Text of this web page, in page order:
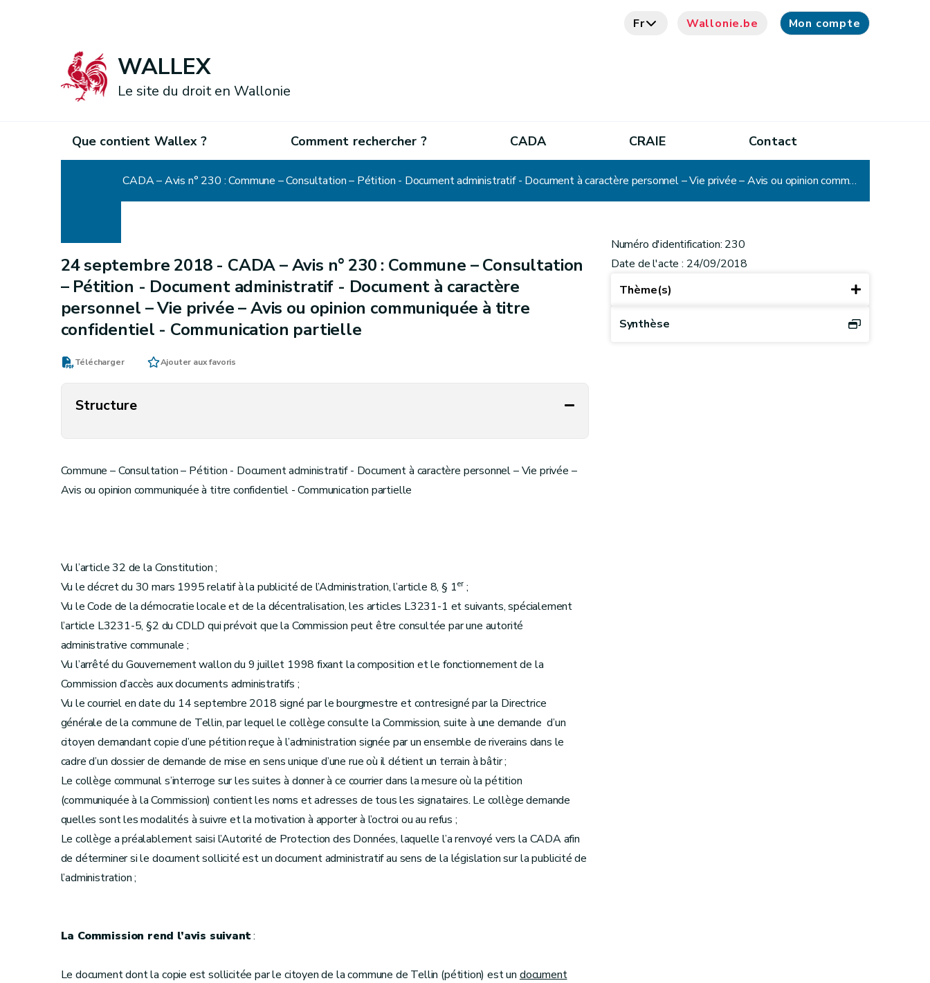
Fr Wallonie.be Mon compte
WALLEX
Le site du droit en Wallonie
Que contient Wallex ? Comment rechercher ? CADA CRAIE Contact
CADA – Avis n° 230 : Commune – Consultation – Pétition - Document administratif - Document à caractère personnel – Vie privée – Avis ou opinion communiquée à titre confidentiel - Communication partielle
24 septembre 2018 - CADA – Avis n° 230 : Commune – Consultation
– Pétition - Document administratif - Document à caractère
personnel – Vie privée – Avis ou opinion communiquée à titre
confidentiel - Communication partielle
Télécharger Ajouter aux favoris
Structure
Commune – Consultation – Pétition - Document administratif - Document à caractère personnel – Vie privée –
Avis ou opinion communiquée à titre confidentiel - Communication partielle
Vu l’article 32 de la Constitution ;
Vu le décret du 30 mars 1995 relatif à la publicité de l’Administration, l’article 8, § 1er;
Vu le Code de la démocratie locale et de la décentralisation, les articles L3231-1 et suivants, spécialement
l’article L3231-5, §2 du CDLD qui prévoit que la Commission peut être consultée par une autorité
administrative communale ;
Vu l’arrêté du Gouvernement wallon du 9 juillet 1998 fixant la composition et le fonctionnement de la
Commission d’accès aux documents administratifs ;
Vu le courriel en date du 14 septembre 2018 signé par le bourgmestre et contresigné par la Directrice
générale de la commune de Tellin, par lequel le collège consulte la Commission, suite à une demande d’un
citoyen demandant copie d’une pétition reçue à l’administration signée par un ensemble de riverains dans le
cadre d’un dossier de demande de mise en sens unique d’une rue où il détient un terrain à bâtir ;
Le collège communal s’interroge sur les suites à donner à ce courrier dans la mesure où la pétition
(communiquée à la Commission) contient les noms et adresses de tous les signataires. Le collège demande
quelles sont les modalités à suivre et la motivation à apporter à l’octroi ou au refus ;
Le collège a préalablement saisi l’Autorité de Protection des Données, laquelle l’a renvoyé vers la CADA afin
de déterminer si le document sollicité est un document administratif au sens de la législation sur la publicité de
l’administration ;
La Commission rend l’avis suivant:
Le document dont la copie est sollicitée par le citoyen de la commune de Tellin (pétition) est un document
Numéro d'identification: 230
Date de l'acte : 24/09/2018
Thème(s)
Synthèse